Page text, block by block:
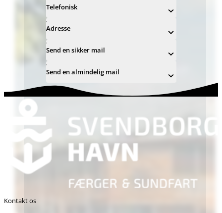
Telefonisk
Adresse
Send en sikker mail
Send en almindelig mail
Kontakt os